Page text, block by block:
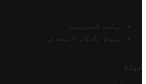
سياسة الخصوصية
شروط وأحكام الاستخدام
أدواتنا